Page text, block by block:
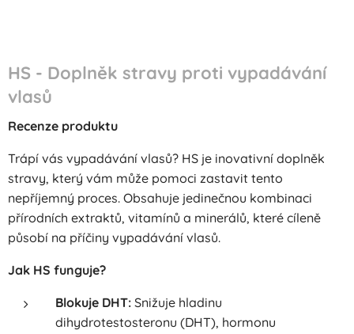
HS - Doplněk stravy proti vypadávání
vlasů
Recenze produktu
Trápí vás vypadávání vlasů? HS je inovativní doplněk
stravy, který vám může pomoci zastavit tento
nepříjemný proces. Obsahuje jedinečnou kombinaci
přírodních extraktů, vitamínů a minerálů, které cíleně
působí na příčiny vypadávání vlasů.
Jak HS funguje?
Blokuje DHT: Snižuje hladinu
dihydrotestosteronu (DHT), hormonu